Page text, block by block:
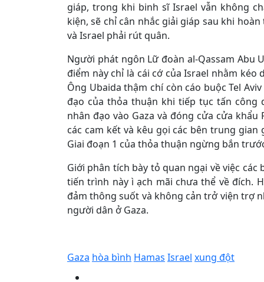
giáp, trong khi binh sĩ Israel vẫn không
kiện, sẽ chỉ cân nhắc giải giáp sau khi
và Israel phải rút quân.
Người phát ngôn Lữ đoàn al-Qassam Abu
điểm này chỉ là cái cớ của Israel nhằm
Ông Ubaida thậm chí còn cáo buộc Tel
đạo của thỏa thuận khi tiếp tục tấn
nhân đạo vào Gaza và đóng cửa cửa
các cam kết và kêu gọi các bên trung
Giai đoạn 1 của thỏa thuận ngừng bắn
Giới phân tích bày tỏ quan ngại về việc
tiến trình này ì ạch mãi chưa thể về đích.
đảm thông suốt và không cản trở viện trợ
người dân ở Gaza.
Gaza hòa bình Hamas Israel xung đột